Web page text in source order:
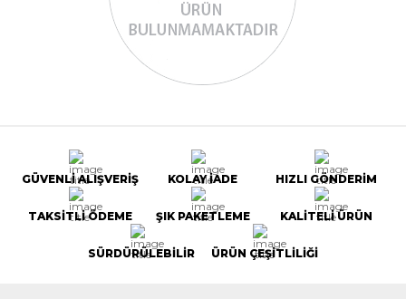
GÜVENLİ ALIŞVERİŞ KOLAY İADE HIZLI GÖNDERİM
TAKSİTLİ ÖDEME ŞIK PAKETLEME KALİTELİ ÜRÜN
SÜRDÜRÜLEBİLİR ÜRÜN ÇEŞİTLİLİĞİ